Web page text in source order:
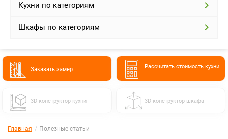
Кухни по категориям
Шкафы по категориям
Заказать замер Расcчитать стоимость кухни
3D конструктор кухни 3D конструктор шкафа
Главная Полезные статьи